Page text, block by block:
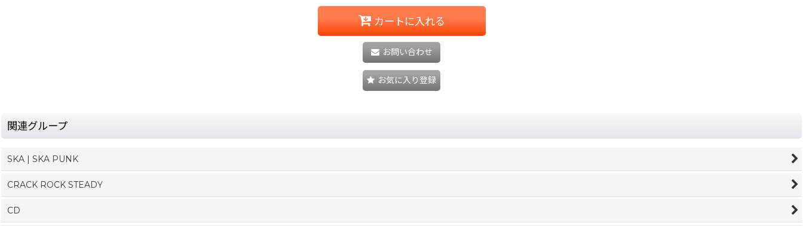
カートに入れる
お問い合わせ
お気に入り登録
関連グループ
SKA | SKA PUNK
CRACK ROCK STEADY
CD